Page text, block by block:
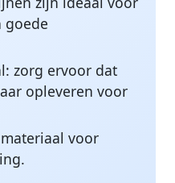
goede
zorg ervoor dat
opleveren voor
voor